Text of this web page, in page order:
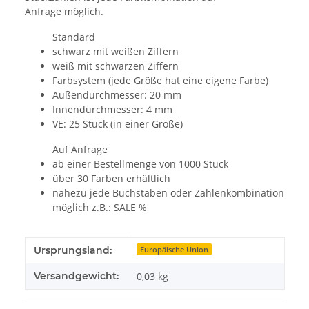
Anfrage möglich.
Standard
schwarz mit weißen Ziffern
weiß mit schwarzen Ziffern
Farbsystem (jede Größe hat eine eigene Farbe)
Außendurchmesser: 20 mm
Innendurchmesser: 4 mm
VE: 25 Stück (in einer Größe)
Auf Anfrage
ab einer Bestellmenge von 1000 Stück
über 30 Farben erhältlich
nahezu jede Buchstaben oder Zahlenkombination
möglich z.B.: SALE %
Produkteigenschaft
Wert
Ursprungsland: Europäische Union
Versandgewicht: 0,03 kg